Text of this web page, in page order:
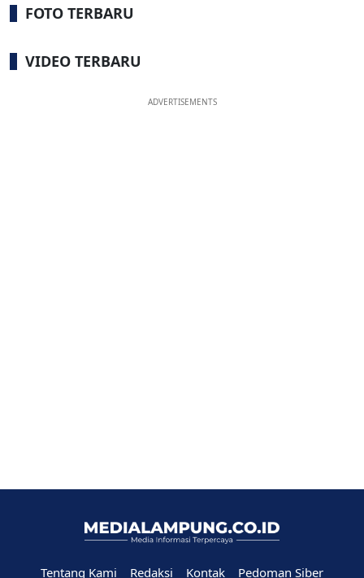
FOTO TERBARU
VIDEO TERBARU
ADVERTISEMENTS
Tentang Kami Redaksi Kontak Pedoman Siber